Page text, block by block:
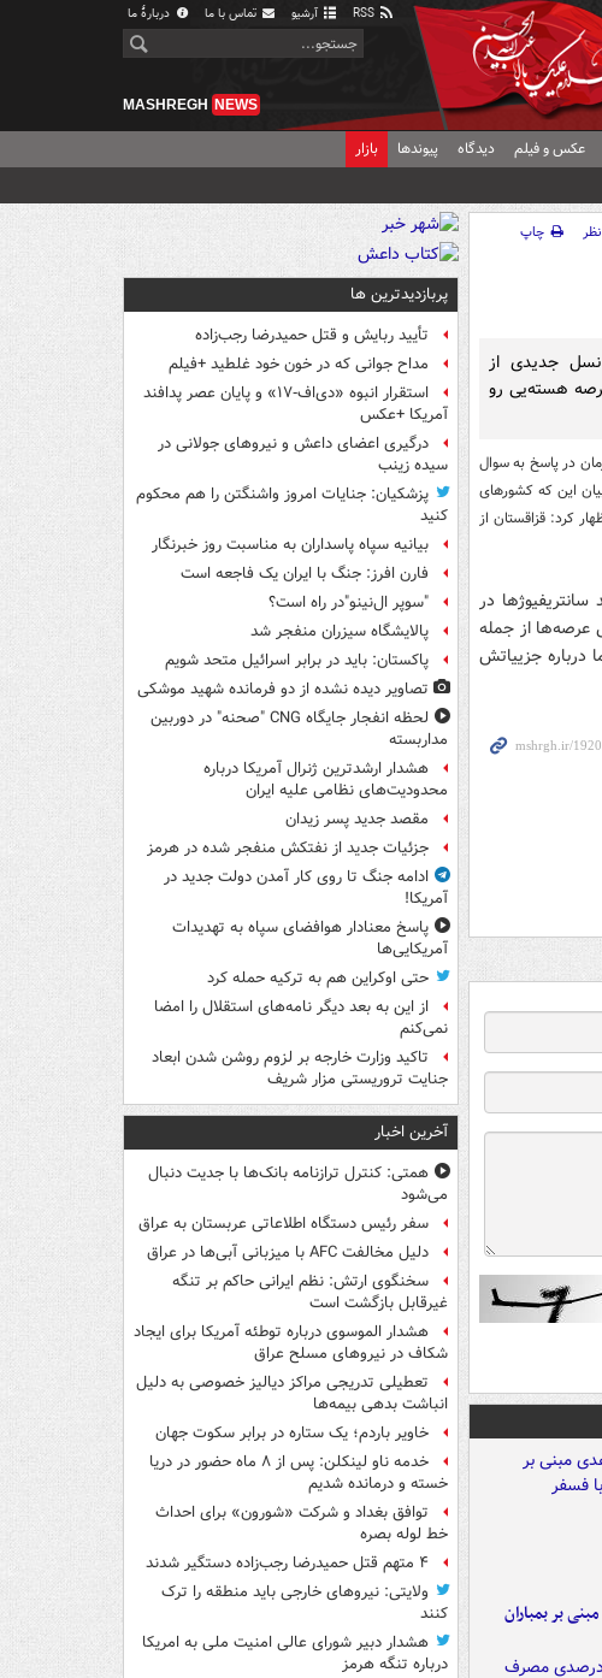
آرشیو تماس با ما دربارهٔ ما
MASHREGH NEWS
عکس و فیلم دیدگاه پیوندها بازار
چاپ
1+5 درباره خبر نصب نسل جدیدی از
هسته‌یی رو
در پاسخ به سوال
بعدی ایران و 1+5 انتخاب شد؟ با بیان این که کشورهای
کرد: قزاقستان از
در
عرصه‌ها از جمله
درباره جزییاتش
بر بمباران
پربازدیدترین ها
تأیید ربایش و قتل حمیدرضا رجب‌زاده
مداح جوانی که در خون خود غلطید +فیلم
استقرار انبوه «دی‌اف‑۱۷» و پایان عصر پدافند
آمریکا +عکس
درگیری اعضای داعش و نیروهای جولانی در
سیده زینب
پزشکیان: جنایات امروز واشنگتن را هم محکوم
کنید
بیانیه سپاه پاسداران به مناسبت روز خبرنگار
فارن افرز: جنگ با ایران یک فاجعه است
"سوپر ال‌نینو"در راه است؟
پالایشگاه سیزران منفجر شد
پاکستان: باید در برابر اسرائیل متحد شویم
تصاویر دیده‌ نشده از دو فرمانده شهید موشکی
لحظه انفجار جایگاه CNG "صحنه" در دوربین
مداربسته
هشدار ارشدترین ژنرال آمریکا درباره
محدودیت‌های نظامی علیه ایران
مقصد جدید پسر زیدان
جزئیات جدید از نفتکش منفجر شده در هرمز
ادامه جنگ تا روی کار آمدن دولت جدید در
آمریکا!
پاسخ معنادار هوافضای سپاه به تهدیدات
آمریکایی‌ها
حتی اوکراین هم به ترکیه حمله کرد
از این به بعد دیگر نامه‌های استقلال را امضا
نمی‌کنم
تاکید وزارت خارجه بر لزوم روشن شدن ابعاد
جنایت تروریستی مزار شریف
آخرین اخبار
همتی: کنترل ترازنامه بانک‌ها با جدیت دنبال
می‌شود
سفر رئیس دستگاه اطلاعاتی عربستان به عراق
دلیل مخالفت AFC با میزبانی آبی‌ها در عراق
سخنگوی ارتش: نظم ایرانی حاکم بر تنگه
غیرقابل بازگشت است
هشدار الموسوی درباره توطئه آمریکا برای ایجاد
شکاف در نیروهای مسلح عراق
تعطیلی تدریجی مراکز دیالیز خصوصی به دلیل
انباشت بدهی بیمه‌ها
خاویر باردم؛ یک ستاره در برابر سکوت جهان
خدمه ناو لینکلن: پس از ۸ ماه حضور در دریا
خسته و درمانده‌ شدیم
توافق بغداد و شرکت «شورون» برای احداث
خط لوله بصره
۴ متهم قتل حمیدرضا رجب‌زاده دستگیر شدند
ولایتی: نیروهای خارجی باید منطقه را ترک
کنند
هشدار دبیر شورای عالی امنیت ملی به امریکا
درباره تنگه هرمز